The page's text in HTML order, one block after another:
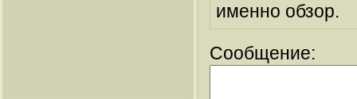
именно обзор.
Сообщение: